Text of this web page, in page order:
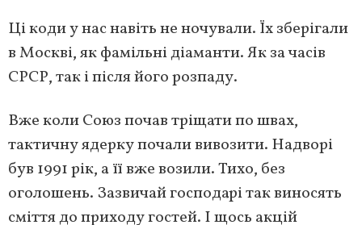
Ці коди у нас навіть не ночували. Їх зберігали
в Москві, як фамільні діаманти. Як за часів
СРСР, так і після його розпаду.
Вже коли Союз почав тріщати по швах,
тактичну ядерку почали вивозити. Надворі
був 1991 рік, а її вже возили. Тихо, без
оголошень. Зазвичай господарі так виносять
сміття до приходу гостей. І щось акцій